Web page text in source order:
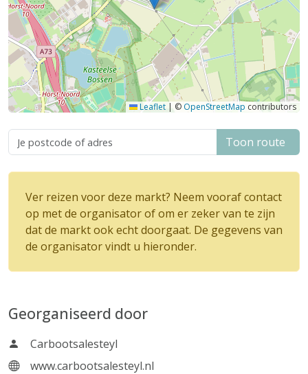
Leaflet | © OpenStreetMap contributors
Toon route
Ver reizen voor deze markt? Neem vooraf contact
op met de organisator of om er zeker van te zijn
dat de markt ook echt doorgaat. De gegevens van
de organisator vindt u hieronder.
Georganiseerd door
Carbootsalesteyl
www.carbootsalesteyl.nl